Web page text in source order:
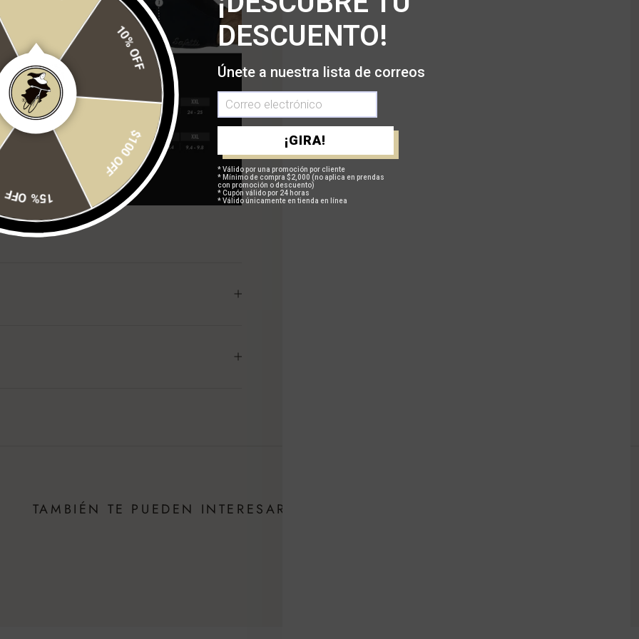
TAMBIÉN TE PUEDEN INTERESAR
10% OFF
$100 OFF
15% OFF
DESCUENTO!
Únete a nuestra lista de correos
¡GIRA!
* Válido por una promoción por cliente
* Mínimo de compra $2,000 (no aplica en prendas
con promoción o descuento)
* Cupón válido por 24 horas
* Válido únicamente en tienda en línea